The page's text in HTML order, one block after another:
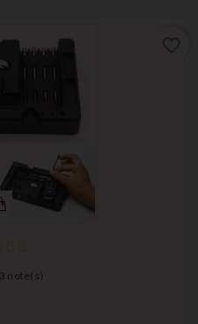
3 note(s)